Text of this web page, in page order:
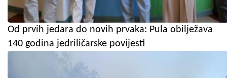
Od prvih jedara do novih prvaka: Pula obilježava
140 godina jedriličarske povijesti